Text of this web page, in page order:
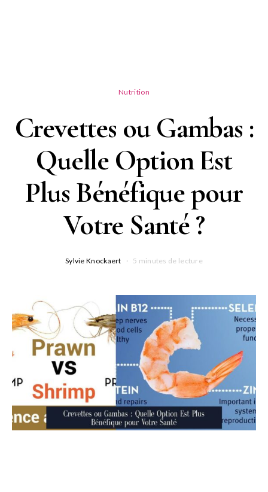
Nutrition
Crevettes ou Gambas :
Quelle Option Est
Plus Bénéfique pour
Votre Santé ?
Sylvie Knockaert 5 minutes de lecture